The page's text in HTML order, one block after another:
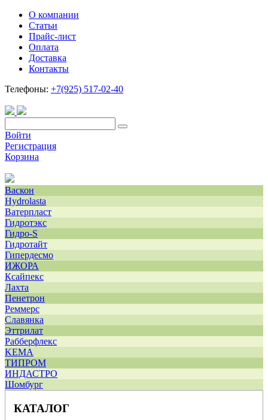
О компании
Статьи
Прайс-лист
Оплата
Доставка
Контакты
Телефоны: +7(925) 517-02-40
Войти
Регистрация
Корзина
Васкон
Hydrolasta
Ватерпласт
Гидротэкс
Гидро-S
Гидротайт
Гипердесмо
ИЖОРА
Ксайпекс
Лахта
Пенетрон
Реммерс
Славянка
Эттрилат
Рабберфлекс
KEMA
ТИПРОМ
ИНДАСТРО
Шомбург
КАТАЛОГ